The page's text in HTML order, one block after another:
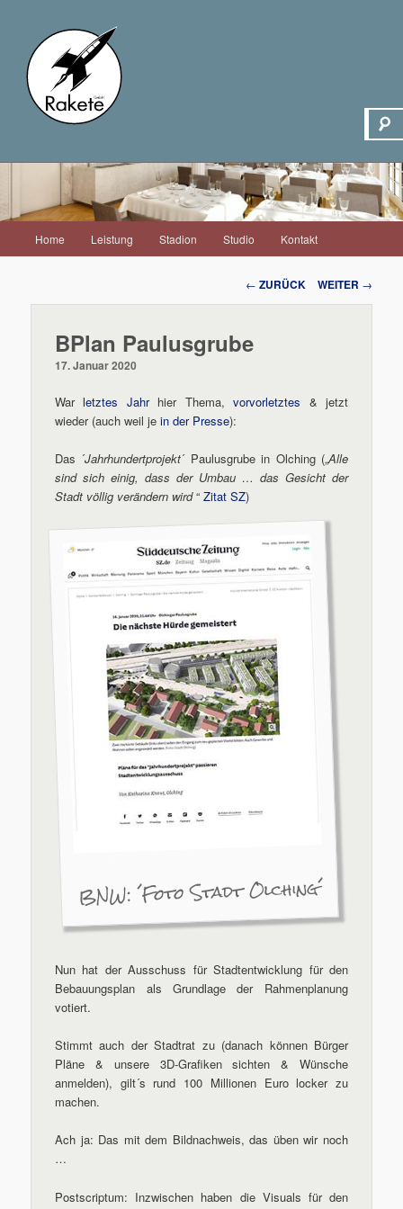
Zum
Home Leistung Stadion Studio Kontakt
Beitrags-
Navigation
← ZURÜCK WEITER →
BPlan Paulusgrube
17. Januar 2020
Warletztes Jahrhier Thema,vorvorletztes & jetzt
wieder (auch weil jein der Presse):
Das ´Jahrhundertprojekt´ Paulusgrube in Olching („Alle
sind sich einig, dass der Umbau … das Gesicht der
Stadt völlig verändern wird“Zitat SZ)
BNW: ´Foto Stadt Olching´
Nun hat der Ausschuss für Stadtentwicklung für den
Bebauungsplan als Grundlage der Rahmenplanung
votiert.
Stimmt auch der Stadtrat zu (danach können Bürger
Pläne & unsere 3D-Grafiken sichten & Wünsche
anmelden), gilt´s rund 100 Millionen Euro locker zu
machen.
Ach ja: Das mit dem Bildnachweis, das üben wir noch
…
Postscriptum: Inzwischen haben die Visuals für den